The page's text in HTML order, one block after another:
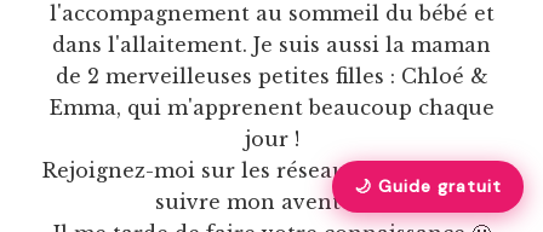
🌙 Guide gratuit
l'accompagnement au sommeil du bébé et
dans l'allaitement. Je suis aussi la maman
de 2 merveilleuses petites filles : Chloé &
Emma, qui m'apprenent beaucoup chaque
jour !
Rejoignez-moi sur les réseaux sociaux pour
suivre mon aventure !